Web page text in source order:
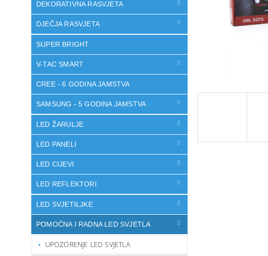
DEKORATIVNA RASVJETA
DJEČJA RASVJETA
SUPER BRIGHT
V-TAC SMART
CREE - 6 GODINA JAMSTVA
SAMSUNG - 5 GODINA JAMSTVA
LED ŽARULJE
LED PANELI
LED CIJEVI
LED REFLEKTORI
LED SVJETILJKE
POMOĆNA I RADNA LED SVJETLA
UPOZORENJE LED SVJETLA